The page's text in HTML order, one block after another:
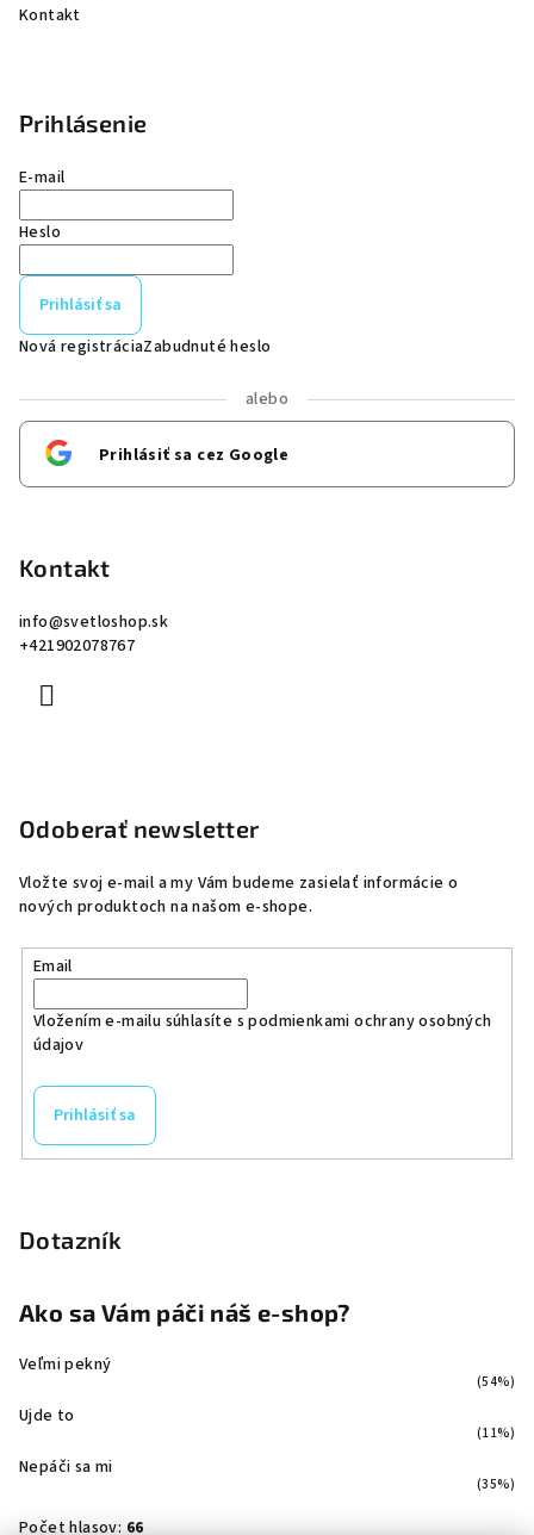
Kontakt
Prihlásenie
E-mail
Heslo
Prihlásiť sa
Nová registráciaZabudnuté heslo
alebo
Prihlásiť sa cez Google
Kontakt
info@svetloshop.sk
+421902078767
Odoberať newsletter
Vložte svoj e-mail a my Vám budeme zasielať informácie o
nových produktoch na našom e-shope.
Email
Vložením e-mailu súhlasíte spodmienkami ochrany osobných
údajov
Prihlásiť sa
Dotazník
Ako sa Vám páči náš e-shop?
Veľmi pekný
(54%)
Ujde to
(11%)
Nepáči sa mi
(35%)
Počet hlasov: 66